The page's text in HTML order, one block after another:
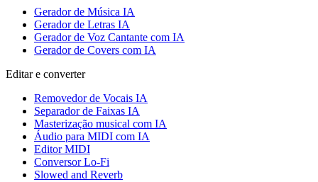
Gerador de Música IA
Gerador de Letras IA
Gerador de Voz Cantante com IA
Gerador de Covers com IA
Editar e converter
Removedor de Vocais IA
Separador de Faixas IA
Masterização musical com IA
Áudio para MIDI com IA
Editor MIDI
Conversor Lo-Fi
Slowed and Reverb